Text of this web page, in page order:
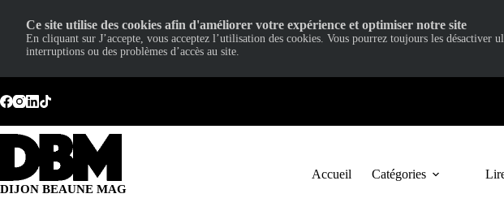
au
contenu
DIJON BEAUNE MAG
Accueil Catégories
Ce site utilise des cookies afin d'améliorer votre expérience et optimiser notre site
En cliquant sur J’accepte, vous acceptez l’utilisation des cookies. Vous pourrez toujours les
interruptions ou des problèmes d’accès au site.